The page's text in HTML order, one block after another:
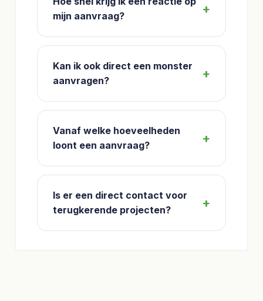
mijn aanvraag?
Kan ik ook direct een monster
aanvragen?
Vanaf welke hoeveelheden
loont een aanvraag?
Is er een direct contact voor
terugkerende projecten?